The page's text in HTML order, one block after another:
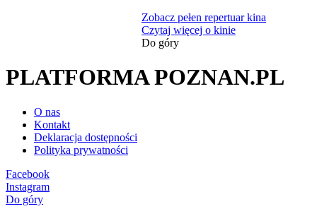
Zobacz pełen repertuar kina
Czytaj więcej o kinie
Do góry
PLATFORMA POZNAN.PL
O nas
Kontakt
Deklaracja dostępności
Polityka prywatności
Facebook
Instagram
Do góry